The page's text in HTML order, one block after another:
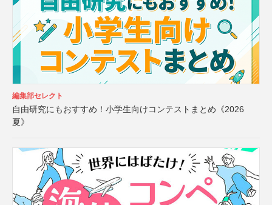
編集部セレクト
自由研究にもおすすめ！小学生向けコンテストまとめ《2026
夏》